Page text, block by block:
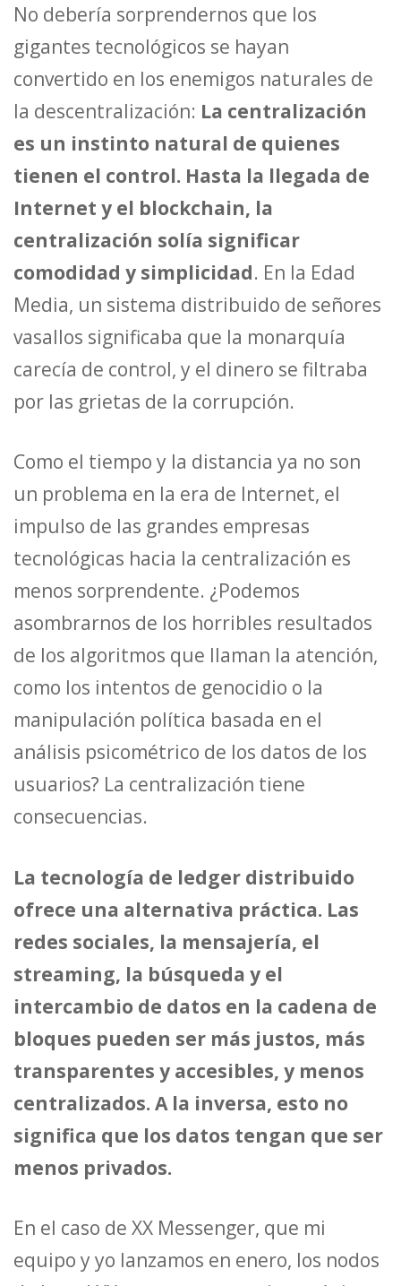
No debería sorprendernos que los
gigantes tecnológicos se hayan
convertido en los enemigos naturales de
la descentralización: La centralización
es un instinto natural de quienes
tienen el control. Hasta la llegada de
Internet y el blockchain, la
centralización solía significar
comodidad y simplicidad. En la Edad
Media, un sistema distribuido de señores
vasallos significaba que la monarquía
carecía de control, y el dinero se filtraba
por las grietas de la corrupción.
Como el tiempo y la distancia ya no son
un problema en la era de Internet, el
impulso de las grandes empresas
tecnológicas hacia la centralización es
menos sorprendente. ¿Podemos
asombrarnos de los horribles resultados
de los algoritmos que llaman la atención,
como los intentos de genocidio o la
manipulación política basada en el
análisis psicométrico de los datos de los
usuarios? La centralización tiene
consecuencias.
La tecnología de ledger distribuido
ofrece una alternativa práctica. Las
redes sociales, la mensajería, el
streaming, la búsqueda y el
intercambio de datos en la cadena de
bloques pueden ser más justos, más
transparentes y accesibles, y menos
centralizados. A la inversa, esto no
significa que los datos tengan que ser
menos privados.
En el caso de XX Messenger, que mi
equipo y yo lanzamos en enero, los nodos